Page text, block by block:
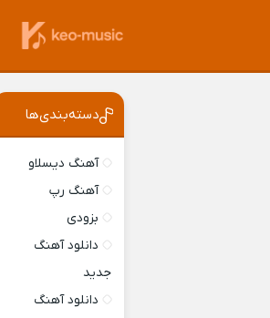
دسته‌بندی‌ها
آهنگ دیسلاو
آهنگ رپ
بزودی
دانلود آهنگ
جدید
دانلود آهنگ